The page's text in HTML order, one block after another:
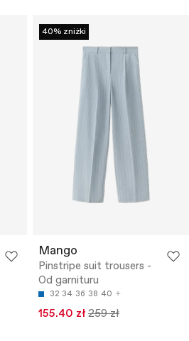
40% zniżki
Mango
Pinstripe suit trousers -
Od garnituru
32 34 36 38 40
155.40 zł 259 zł